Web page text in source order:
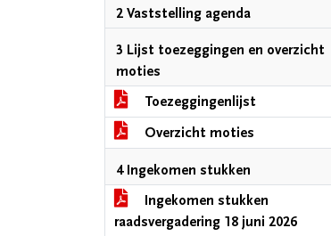
2 Vaststelling agenda
3 Lijst toezeggingen en overzicht
moties
Toezeggingenlijst
Overzicht moties
4 Ingekomen stukken
Ingekomen stukken
raadsvergadering 18 juni 2026